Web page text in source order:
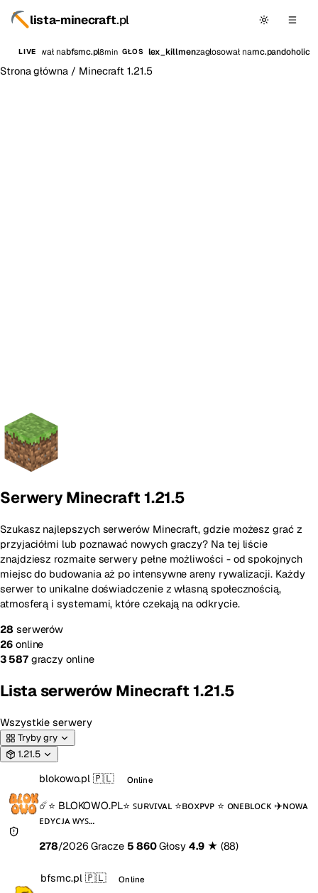
lista-minecraft.pl
LIVE
zagłosował nabfsmc.pl8min GŁOS lex_killmenzagłosował na
Strona główna / Minecraft 1.21.5
Serwery Minecraft 1.21.5
Szukasz najlepszych serwerów Minecraft, gdzie możesz grać z
przyjaciółmi lub poznawać nowych graczy? Na tej liście
znajdziesz rozmaite serwery pełne możliwości - od spokojnych
miejsc do budowania aż po intensywne areny rywalizacji. Każdy
serwer to unikalne doświadczenie z własną społecznością,
atmosferą i systemami, które czekają na odkrycie.
28 serwerów
26 online
3 587 graczy online
Lista serwerów Minecraft 1.21.5
Wszystkie serwery
Tryby gry
1.21.5
blokowo.pl 🇵🇱 Online
☄️⭐ BLOKOWO.PL⭐ ꜱᴜʀᴠɪᴠᴀʟ ⭐ʙᴏxᴘᴠᴘ ⭐ ᴏɴᴇʙʟᴏᴄᴋ ✈️ɴᴏᴡᴀ
ᴇᴅʏᴄᴊᴀ ᴡʏꜱ…
278/2026 Gracze 5 860Głosy 4.9★ (88)
bfsmc.pl 🇵🇱 Online